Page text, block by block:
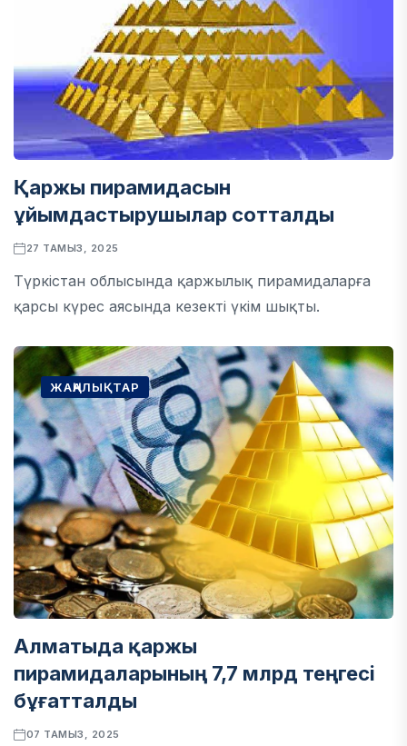
Қаржы пирамидасын
ұйымдастырушылар сотталды
27 ТАМЫЗ, 2025
Түркістан облысында қаржылық пирамидаларға
қарсы күрес аясында кезекті үкім шықты.
ЖАҢАЛЫҚТАР
Алматыда қаржы
пирамидаларының 7,7 млрд теңгесі
бұғатталды
07 ТАМЫЗ, 2025